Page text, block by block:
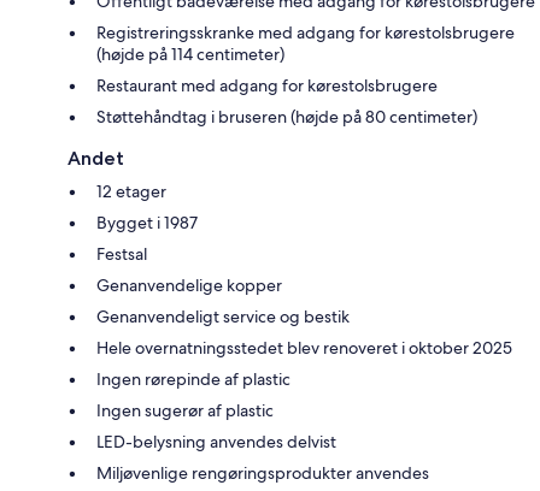
Registreringsskranke med adgang for kørestolsbrugere
(højde på 114 centimeter)
Restaurant med adgang for kørestolsbrugere
Støttehåndtag i bruseren (højde på 80 centimeter)
Andet
12 etager
Bygget i 1987
Festsal
Genanvendelige kopper
Genanvendeligt service og bestik
Hele overnatningsstedet blev renoveret i oktober 2025
Ingen rørepinde af plastic
Ingen sugerør af plastic
LED-belysning anvendes delvist
Miljøvenlige rengøringsprodukter anvendes